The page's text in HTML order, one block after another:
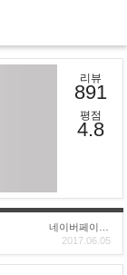
리뷰
891
평점
4.8
2017.06.05